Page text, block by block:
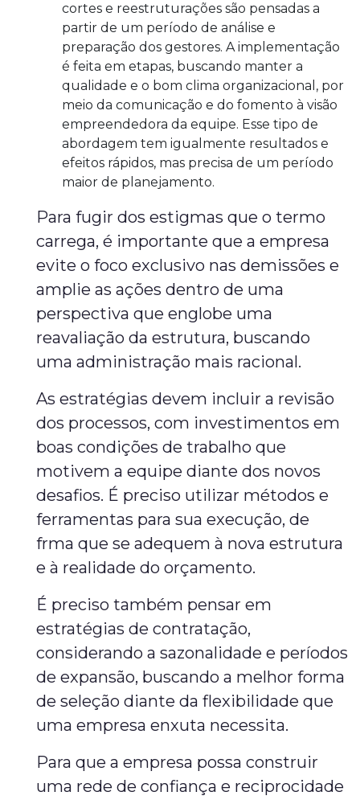
cortes e reestruturações são pensadas a
partir de um período de análise e
preparação dos gestores. A implementação
é feita em etapas, buscando manter a
qualidade e o bom clima organizacional, por
meio da comunicação e do fomento à visão
empreendedora da equipe. Esse tipo de
abordagem tem igualmente resultados e
efeitos rápidos, mas precisa de um período
maior de planejamento.
Para fugir dos estigmas que o termo
carrega, é importante que a empresa
evite o foco exclusivo nas demissões e
amplie as ações dentro de uma
perspectiva que englobe uma
reavaliação da estrutura, buscando
uma administração mais racional.
As estratégias devem incluir a revisão
dos processos, com investimentos em
boas condições de trabalho que
motivem a equipe diante dos novos
desafios. É preciso utilizar métodos e
ferramentas para sua execução, de
frma que se adequem à nova estrutura
e à realidade do orçamento.
É preciso também pensar em
estratégias de contratação,
considerando a sazonalidade e períodos
de expansão, buscando a melhor forma
de seleção diante da flexibilidade que
uma empresa enxuta necessita.
Para que a empresa possa construir
uma rede de confiança e reciprocidade